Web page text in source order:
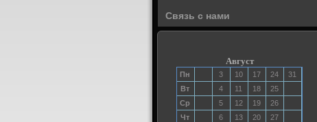
Связь с нами
Август
Пн 3 10 17 24
31
Вт
4 11 18
25
Ср
5 12 19
26
Чт
6 13 20
27